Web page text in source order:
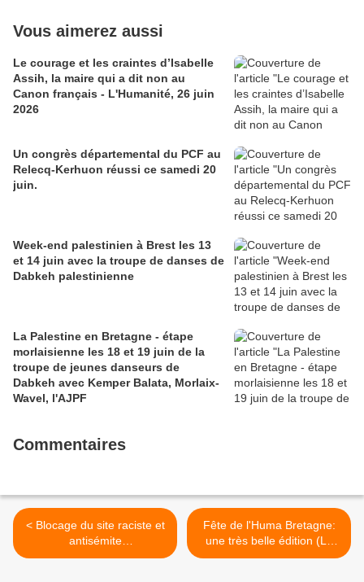
Vous aimerez aussi
Le courage et les craintes d’Isabelle
Assih, la maire qui a dit non au
Canon français - L'Humanité, 26 juin
2026
Un congrès départemental du PCF au
Relecq-Kerhuon réussi ce samedi 20
juin.
Week-end palestinien à Brest les 13
et 14 juin avec la troupe de danses de
Dabkeh palestinienne
La Palestine en Bretagne - étape
morlaisienne les 18 et 19 juin de la
troupe de jeunes danseurs de
Dabkeh avec Kemper Balata, Morlaix-
Wavel, l'AJPF
Commentaires
< Blocage du site raciste et
antisémite
Démocratie.participative.biz
Fête de l'Huma Bretagne:
une très belle édition (Le
Télégramme, 3 décembre